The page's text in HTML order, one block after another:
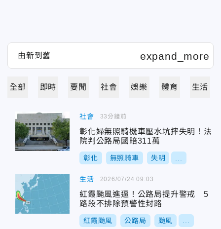
全部 即時 要聞 社會 娛樂 體育 生活
社會
彰化婦無照騎機車壓水坑摔失明！法
院判公路局國賠311萬
彰化 無照騎車 失明
33分鐘前
生活
紅霞颱風進逼！公路局提升警戒 5
路段不排除預警性封路
紅霞颱風 公路局 颱風
2026/07/24 09:03